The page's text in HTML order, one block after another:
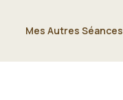
Mes Autres Séances